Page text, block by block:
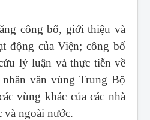
công bố, giới thiệu và
động của Viện; công bố
lý luận và thực tiễn về
văn vùng Trung Bộ
vùng khác của các nhà
và ngoài nước.